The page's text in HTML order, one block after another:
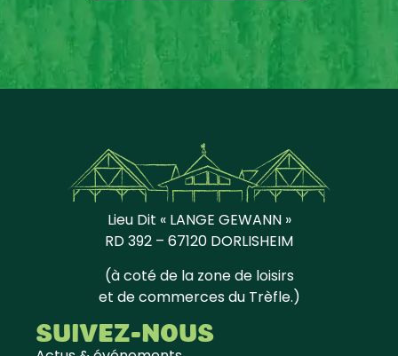
Lieu Dit « LANGE GEWANN »
RD 392 – 67120 DORLISHEIM
(à coté de la zone de loisirs
et de commerces du Trèfle.)
Suivez-nous